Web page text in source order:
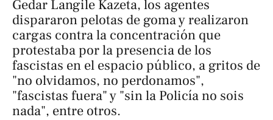
Gedar Langile Kazeta, los agentes
dispararon pelotas de goma y realizaron
cargas contra la concentración que
protestaba por la presencia de los
fascistas en el espacio público, a gritos de
"no olvidamos, no perdonamos",
"fascistas fuera" y "sin la Policía no sois
nada", entre otros.